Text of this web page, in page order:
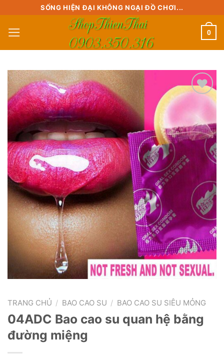
content
SỐNG HIỆN ĐẠI KHÔNG NGẠI ĐỒ CHƠI...
0
Add to
wishlist
TRANG CHỦ / BAO CAO SU / BAO CAO SU SIÊU MỎNG
04ADC Bao cao su quan hệ bằng
đường miệng